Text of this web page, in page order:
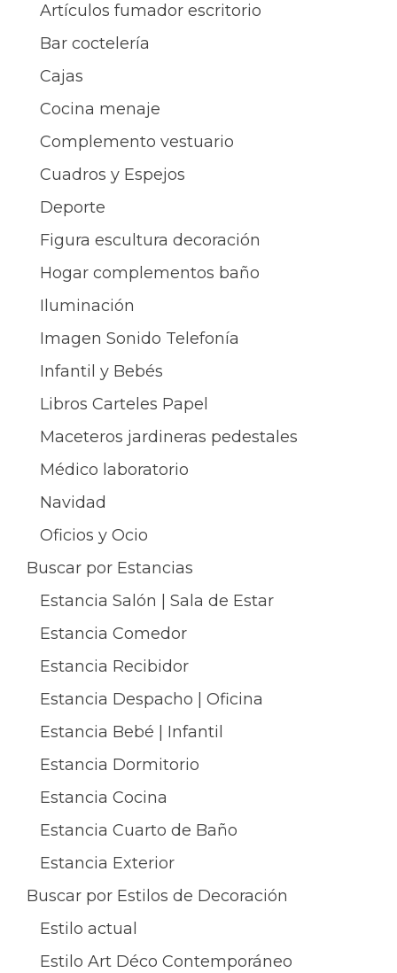
Artículos fumador escritorio
Bar coctelería
Cajas
Cocina menaje
Complemento vestuario
Cuadros y Espejos
Deporte
Figura escultura decoración
Hogar complementos baño
Iluminación
Imagen Sonido Telefonía
Infantil y Bebés
Libros Carteles Papel
Maceteros jardineras pedestales
Médico laboratorio
Navidad
Oficios y Ocio
Buscar por Estancias
Estancia Salón | Sala de Estar
Estancia Comedor
Estancia Recibidor
Estancia Despacho | Oficina
Estancia Bebé | Infantil
Estancia Dormitorio
Estancia Cocina
Estancia Cuarto de Baño
Estancia Exterior
Buscar por Estilos de Decoración
Estilo actual
Estilo Art Déco Contemporáneo